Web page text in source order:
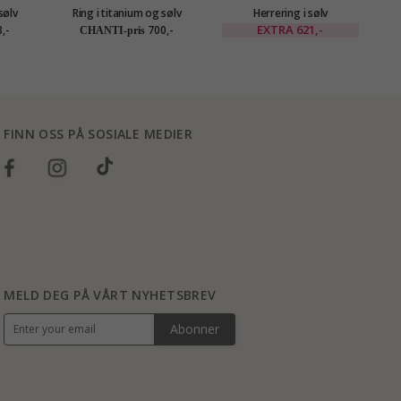
Ring i titanium og sølv
CHANTI-pris 700,-
Herrering i sølv
EXTRA 621,-
FINN OSS PÅ SOSIALE MEDIER
MELD DEG PÅ VÅRT NYHETSBREV
Abonner